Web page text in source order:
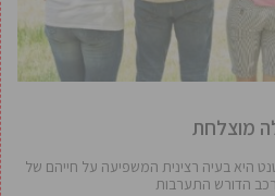
מוצלחת
היא בעיה רצינית המשפיעה על חייהם של
הדורש התערבות